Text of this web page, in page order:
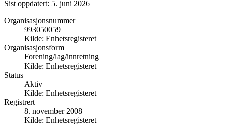
Sist oppdatert: 5. juni 2026
Organisasjonsnummer
993050059
Kilde: Enhetsregisteret
Organisasjonsform
Forening/lag/innretning
Kilde: Enhetsregisteret
Status
Aktiv
Kilde: Enhetsregisteret
Registrert
8. november 2008
Kilde: Enhetsregisteret